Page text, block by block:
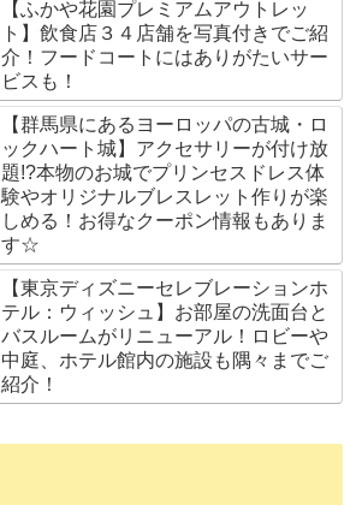
【ふかや花園プレミアムアウトレッ
ト】飲食店３４店舗を写真付きでご紹
介！フードコートにはありがたいサー
ビスも！
【群馬県にあるヨーロッパの古城・ロ
ックハート城】アクセサリーが付け放
題!?本物のお城でプリンセスドレス体
験やオリジナルブレスレット作りが楽
しめる！お得なクーポン情報もありま
す☆
【東京ディズニーセレブレーションホ
テル：ウィッシュ】お部屋の洗面台と
バスルームがリニューアル！ロビーや
中庭、ホテル館内の施設も隅々までご
紹介！